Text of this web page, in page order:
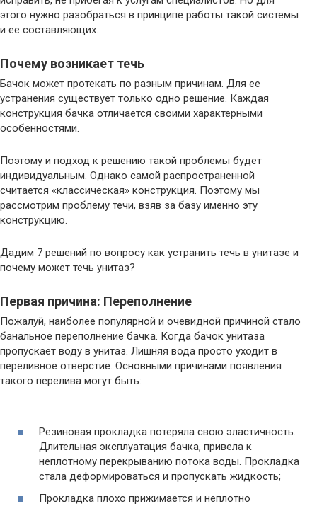
этого нужно разобраться в принципе работы такой системы
и ее составляющих.
Почему возникает течь
Бачок может протекать по разным причинам. Для ее
устранения существует только одно решение. Каждая
конструкция бачка отличается своими характерными
особенностями.
Поэтому и подход к решению такой проблемы будет
индивидуальным. Однако самой распространенной
считается «классическая» конструкция. Поэтому мы
рассмотрим проблему течи, взяв за базу именно эту
конструкцию.
Дадим 7 решений по вопросу как устранить течь в унитазе и
почему может течь унитаз?
Первая причина: Переполнение
Пожалуй, наиболее популярной и очевидной причиной стало
банальное переполнение бачка. Когда бачок унитаза
пропускает воду в унитаз. Лишняя вода просто уходит в
переливное отверстие. Основными причинами появления
такого перелива могут быть:
Резиновая прокладка потеряла свою эластичность.
Длительная эксплуатация бачка, привела к
неплотному перекрыванию потока воды. Прокладка
стала деформироваться и пропускать жидкость;
Прокладка плохо прижимается и неплотно